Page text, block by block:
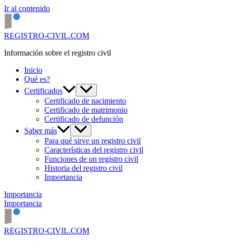
Ir al contenido
REGISTRO-CIVIL.COM
Información sobre el registro civil
Inicio
Qué es?
Certificados
Certificado de nacimiento
Certificado de matrimonio
Certificado de defunción
Saber más
Para qué sirve un registro civil
Características del registro civil
Funciones de un registro civil
Historia del registro civil
Importancia
Importancia
Importancia
REGISTRO-CIVIL.COM